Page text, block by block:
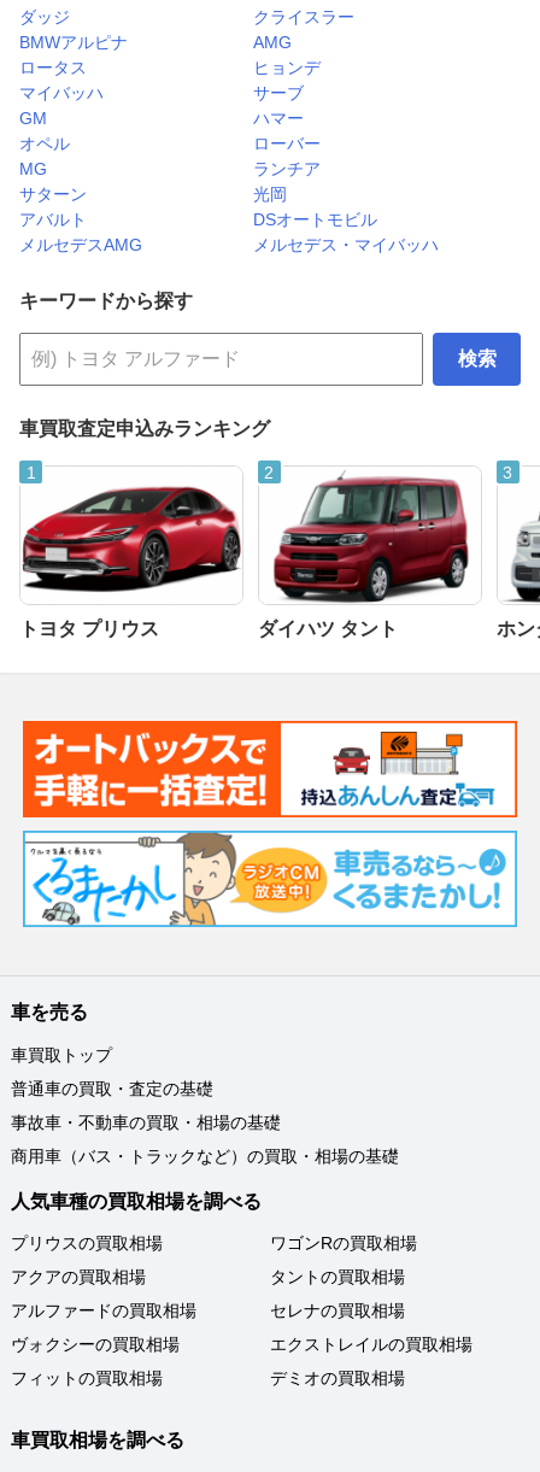
ダッジ
クライスラー
BMWアルピナ
AMG
ロータス
ヒョンデ
マイバッハ
サーブ
GM
ハマー
オペル
ローバー
MG
ランチア
サターン
光岡
アバルト
DSオートモビル
メルセデスAMG
メルセデス・マイバッハ
キーワードから探す
検索
車買取査定申込みランキング
トヨタ プリウス ダイハツ タント ホン
車を売る
車買取トップ
普通車の買取・査定の基礎
事故車・不動車の買取・相場の基礎
商用車（バス・トラックなど）の買取・相場の基礎
人気車種の買取相場を調べる
プリウスの買取相場
アクアの買取相場
アルファードの買取相場
ヴォクシーの買取相場
フィットの買取相場
ワゴンRの買取相場
タントの買取相場
セレナの買取相場
エクストレイルの買取相場
デミオの買取相場
車買取相場を調べる